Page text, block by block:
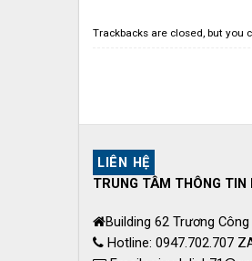
Trackbacks are closed, but you
LIÊN HỆ
TRUNG TÂM THÔNG TIN
Building 62 Trương Công
Hotline: 0947.702.707